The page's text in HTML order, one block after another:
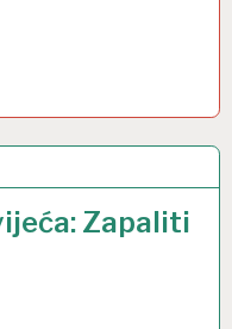
Zapaliti